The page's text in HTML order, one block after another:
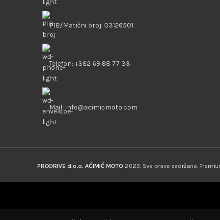
PIB/Matični broj: 03126501
Telefon: +382 69 88 77 33
Mail: info@acimicmoto.com
PRODRIVE d.o.o. AĆIMIĆ MOTO 2023. Sva prava zadržana.